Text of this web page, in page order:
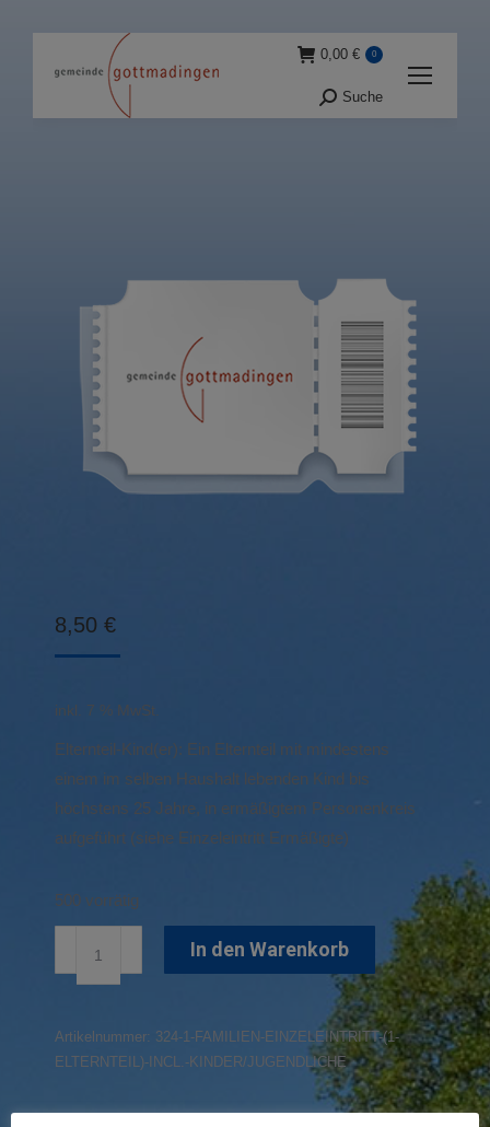
0,00 € 0
Suche:
Suche
8,50 €
inkl. 7 % MwSt.
Elternteil-Kind(er): Ein Elternteil mit mindestens
einem im selben Haushalt lebenden Kind bis
höchstens 25 Jahre, in ermäßigtem Personenkreis
aufgeführt (siehe Einzeleintritt Ermäßigte)
500 vorrätig
Elternteil)
incl.
Menge
In den Warenkorb
Artikelnummer: 324-1-FAMILIEN-EINZELEINTRITT-(1-
ELTERNTEIL)-INCL.-KINDER/JUGENDLICHE